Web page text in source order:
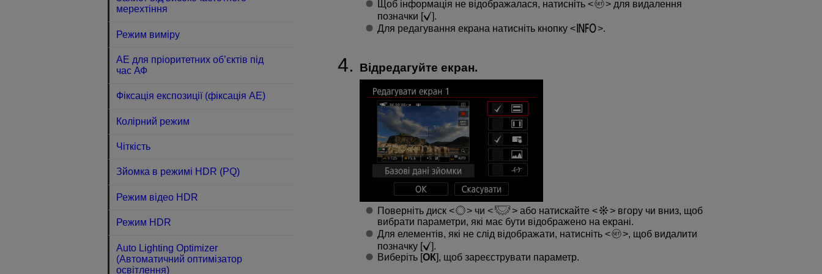
Щоб інформація не відображалася, натисніть
для видалення
позначки [
].
Для редагування екрана натисніть кнопку
.
Відредагуйте екран.
Поверніть диск чи або натискайте
вгору чи вниз, щоб
вибрати параметри, які має бути відображено на екрані.
Для елементів, які не слід відображати, натисніть
, щоб видалити
позначку [
].
Виберіть [ОК], щоб зареєструвати параметр.
мерехтіння
Режим виміру
АЕ для пріоритетних об’єктів під
час АФ
Фіксація експозиції (фіксація АЕ)
Колірний режим
Чіткість
Зйомка в режимі HDR (PQ)
Режим відео HDR
Режим HDR
Auto Lighting Optimizer
(Автоматичний оптимізатор
освітлення)